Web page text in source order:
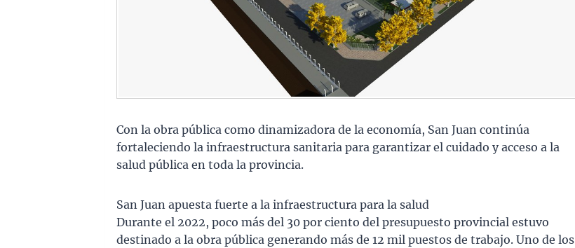
Con la obra pública como dinamizadora de la economía, San Juan continúa
fortaleciendo la infraestructura sanitaria para garantizar el cuidado y acceso a la
salud pública en toda la provincia.
San Juan apuesta fuerte a la infraestructura para la salud
Durante el 2022, poco más del 30 por ciento del presupuesto provincial estuvo
destinado a la obra pública generando más de 12 mil puestos de trabajo. Uno de los